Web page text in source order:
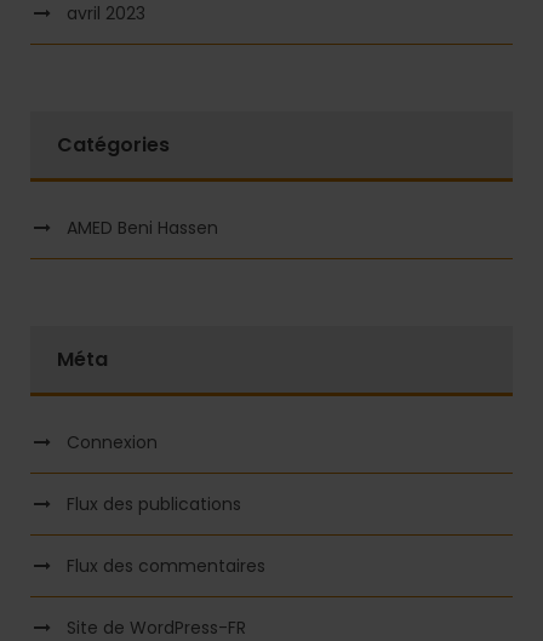
avril 2023
Catégories
AMED Beni Hassen
Méta
Connexion
Flux des publications
Flux des commentaires
Site de WordPress-FR